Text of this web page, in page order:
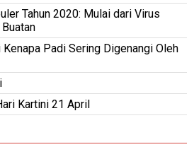
Tahun 2020: Mulai dari Virus
Kenapa Padi Sering Digenangi Oleh
Kartini 21 April